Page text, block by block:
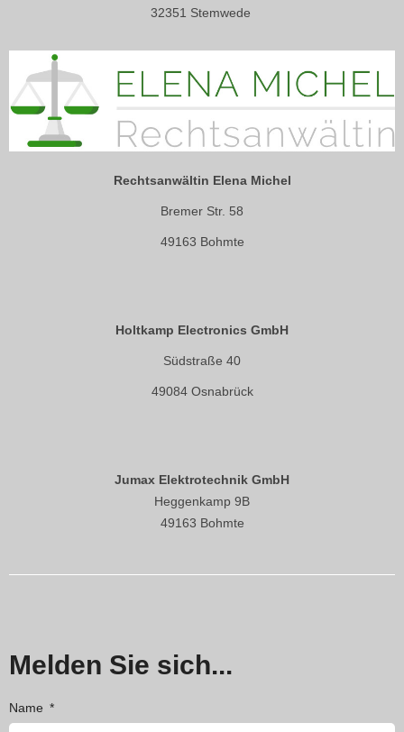
32351 Stemwede
Rechtsanwältin Elena Michel
Bremer Str. 58
49163 Bohmte
Holtkamp Electronics GmbH
Südstraße 40
49084 Osnabrück
Jumax Elektrotechnik GmbH
Heggenkamp 9B
49163 Bohmte
Melden Sie sich...
Name